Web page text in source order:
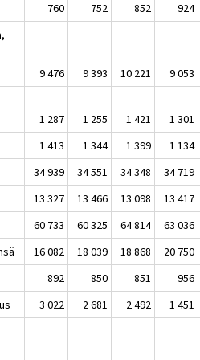
760 752 852
924
9 476 9 393 10 221
9 053
1 287 1 255 1 421
1 301
1 413 1 344 1 399
1 134
34 939 34 551 34 348
34 719
13 327 13 466 13 098
13 417
60 733 60 325 64 814
63 036
16 082 18 039 18 868
20 750
892 850 851
956
3 022 2 681 2 492
1 451